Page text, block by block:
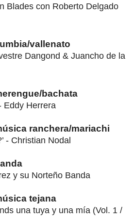
Blades con Roberto Delgado
vallenato
Dangond & Juancho de la
bachata
Eddy Herrera
ranchera/mariachi
- Christian Nodal
y su Norteño Banda
tejana
una tuya y una mía (Vol. 1 /